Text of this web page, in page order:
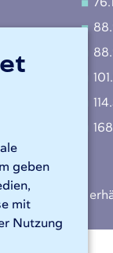
geben
mit
Nutzung
auf Anfrage